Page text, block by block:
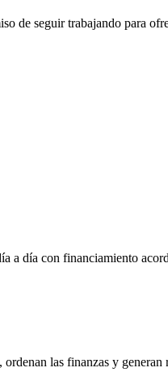
de seguir trabajando para
a día con financiamiento
las finanzas y